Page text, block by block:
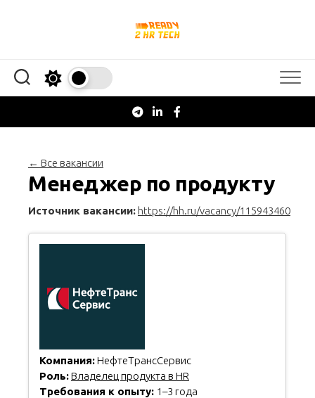
← Все вакансии
Менеджер по продукту
Источник вакансии: https://hh.ru/vacancy/115943460
Компания:НефтеТрансСервис
Роль:Владелец продукта в HR
Требования к опыту: 1–3 года